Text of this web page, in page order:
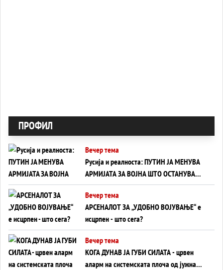
ПРОФИЛ
Вечер тема
Русија и реалноста: ПУТИН ЈА МЕНУВА
АРМИЈАТА ЗА ВОЈНА ШТО ОСТАНУВА
БЕЗ ФРОНТ
Вечер тема
АРСЕНАЛОТ ЗА „УДОБНО ВОЈУВАЊЕ“ е
исцрпен - што сега?
Вечер тема
КОГА ДУНАВ ЈА ГУБИ СИЛАТА - црвен
аларм на системската плоча од јужна